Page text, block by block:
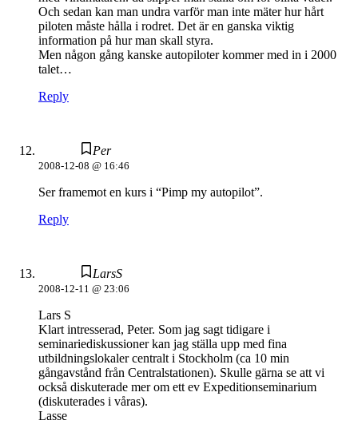
Och sedan kan man undra varför man inte mäter hur hårt
piloten måste hålla i rodret. Det är en ganska viktig
information på hur man skall styra.
Men någon gång kanske autopiloter kommer med in i 2000
talet…
Reply
Per
2008-12-08 @ 16:46
Ser framemot en kurs i “Pimp my autopilot”.
Reply
LarsS
2008-12-11 @ 23:06
Lars S
Klart intresserad, Peter. Som jag sagt tidigare i
seminariediskussioner kan jag ställa upp med fina
utbildningslokaler centralt i Stockholm (ca 10 min
gångavstånd från Centralstationen). Skulle gärna se att vi
också diskuterade mer om ett ev Expeditionseminarium
(diskuterades i våras).
Lasse